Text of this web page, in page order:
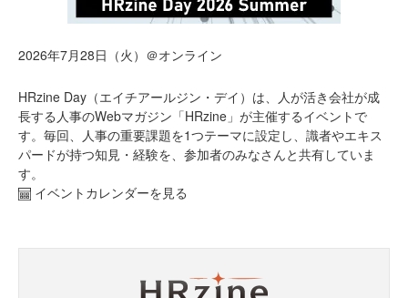
2026年7月28日（火）＠オンライン
HRzine Day（エイチアールジン・デイ）は、人が活き会社が成
長する人事のWebマガジン「HRzine」が主催するイベントで
す。毎回、人事の重要課題を1つテーマに設定し、識者やエキス
パードが持つ知見・経験を、参加者のみなさんと共有していま
す。
イベントカレンダーを見る